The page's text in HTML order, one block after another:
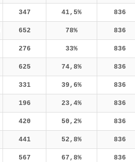
347 41,5% 836
652 78% 836
276 33% 836
625 74,8% 836
331 39,6% 836
196 23,4% 836
420 50,2% 836
441 52,8% 836
567 67,8% 836